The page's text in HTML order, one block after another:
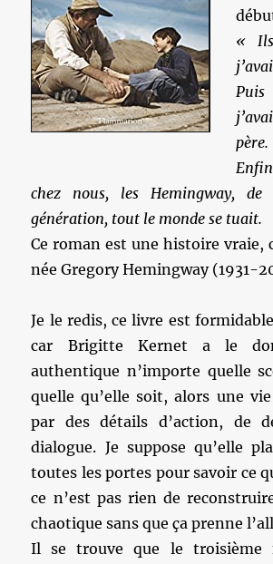
«
père.
chez nous, les Hemingway, de
génération, tout le monde se tuait.
Ce roman est une histoire vraie,
née Gregory Hemingway (1931-
Je le redis, ce livre est
car Brigitte Kernet a le
authentique n’importe quelle
quelle qu’elle soit, alors une
par des détails d’action, de
dialogue. Je suppose qu’elle
toutes les portes pour savoir ce
ce n’est pas rien de
chaotique sans que ça prenne
Il se trouve que le troisième